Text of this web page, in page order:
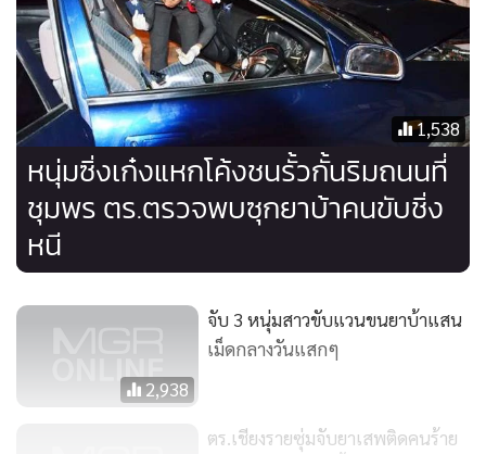
ราย เจ้าหน้าที่ทหารจึงประสานเจ้าหน้าที่ตำรวจ
กก.สส.ภ.เชียงราย ขยายผลจับกุม นายเอกพงษ์ ได้อีกคน จากนั้น
นำทั้งหมดพร้อมของกลางดำเนินคดีตามกฎหมายต่อไป
1,538
หนุ่มซิ่งเก๋งแหกโค้งชนรั้วกั้นริมถนนที่
ชุมพร ตร.ตรวจพบซุกยาบ้าคนขับชิ่ง
หนี
2,938
จับ 3 หนุ่มสาวขับแวนขนยาบ้าแสน
เม็ดกลางวันแสกๆ
ตร.เชียงรายซุ่มจับยาเสพติดคนร้าย